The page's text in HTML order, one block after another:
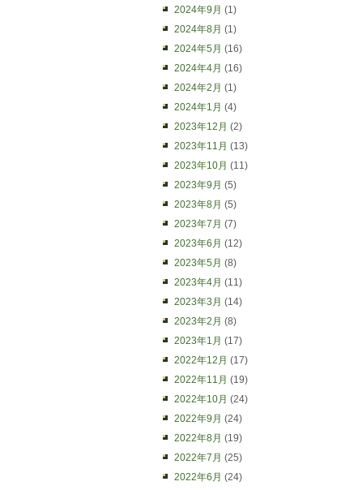
2024年9月 (1)
2024年8月 (1)
2024年5月 (16)
2024年4月 (16)
2024年2月 (1)
2024年1月 (4)
2023年12月 (2)
2023年11月 (13)
2023年10月 (11)
2023年9月 (5)
2023年8月 (5)
2023年7月 (7)
2023年6月 (12)
2023年5月 (8)
2023年4月 (11)
2023年3月 (14)
2023年2月 (8)
2023年1月 (17)
2022年12月 (17)
2022年11月 (19)
2022年10月 (24)
2022年9月 (24)
2022年8月 (19)
2022年7月 (25)
2022年6月 (24)